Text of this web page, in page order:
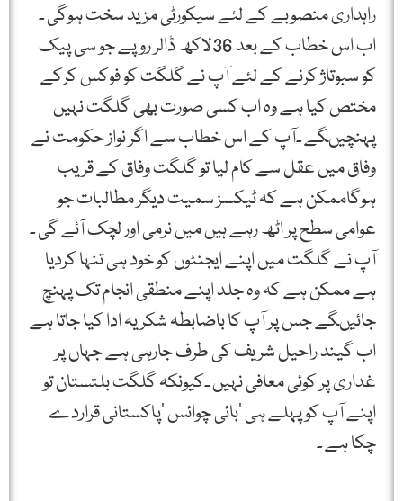
راہداری منصوبے کے لئے سیکورٹی مزید سخت ہوگی ۔
اب اس خطاب کے بعد 36لاکھ ڈالر روپے جو سی پیک
کو سبوتاژ کرنے کے لئے آپ نے گلگت کو فوکس کرکے
مختص کیا ہے وہ اب کسی صورت بھی گلگت نہیں
پہنچیںگے ۔آپ کے اس خطاب سے اگر نواز حکومت نے
وفاق میں عقل سے کام لیا تو گلگت وفاق کے قریب
ہوگاممکن ہے کہ ٹیکسز سمیت دیگر مطالبات جو
عوامی سطح پر اٹھ رہے ہیں میں نرمی اور لچک آئے گی ۔
آپ نے گلگت میں اپنے ایجنٹوں کو خود ہی تنہا کردیا
ہے ممکن ہے کہ وہ جلد اپنے منطقی انجام تک پہنچ
جائیںگے جس پر آپ کا باضابطہ شکریہ ادا کیا جاتا ہے
اب گیند راحیل شریف کی طرف جارہی ہے جہاں پر
غداری پر کوئی معافی نہیں ۔کیونکہ گلگت بلتستان تو
اپنے آپ کو پہلے ہی ’بائی چوائس ‘پاکستانی قراردے
چکا ہے ۔